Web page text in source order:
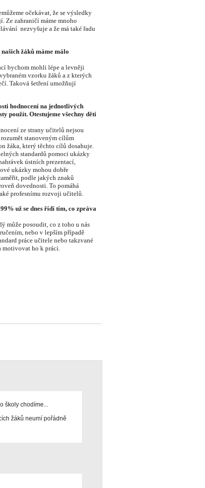
očekávat, že se výsledky
Ze zahraničí máme mnoho
nezvyšuje a že má také řadu
žáků máme málo
bychom mohli lépe a levněji
vzorku žáků a z kterých
Taková šetření umožňují
hodnocení na jednotlivých
použít. Otestujeme všechny děti
ze strany učitelů nejsou
stanoveným cílům
žáka, který těchto cílů dosahuje.
standardů pomoci ukázky
ústních prezentací,
ukázky mohou dobře
podle jakých znaků
dovednosti. To pomáhá
profesnímu rozvoji učitelů.
už se dnes řídí tím, co zpráva
může posoudit, co z toho u nás
nebo v lepším případě
práce učitele nebo takzvané
motivovat ho k práci.
školy chodíme...
žáků neumí pořádně